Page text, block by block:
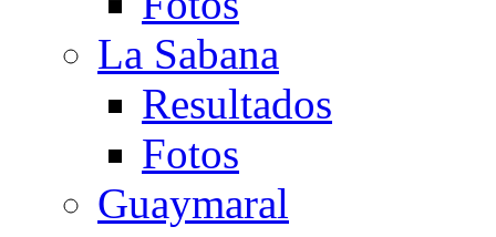
La Sabana
Resultados
Fotos
Guaymaral